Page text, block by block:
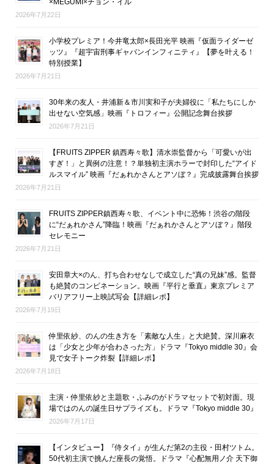
2026年7月22日
小学校プレミア！今井竜太郎×長田光平 映画『仮面ライダーゼ
ッツ』『超宇宙刑事ギャバンインフィニティ』【夢を叶える！
特別授業】
2026年7月21日
30年来の友人・井浦新＆市川実和子が夫婦役に「私たちにしか
出せない空気感」映画『トロフィー』公開記念舞台挨拶
2026年7月21日
【FRUITS ZIPPER 鎮西寿々歌】清水崇監督から「可愛いが出
すぎ！」と異例の注意！？単独初主演ホラーで封印した“アイド
ルスマイル” 映画『だぁれかさんとアソぼ？』完成披露舞台挨拶
2026年7月21日
FRUITS ZIPPER鎮西寿々歌、イベント中に恐怖！渋谷の階段
に“だぁれかさん”降臨！映画『だぁれかさんとアソぼ？』階段
セレモニー
2026年7月21日
安田章大×のん、打ち合わせなしで成立した“真の兄妹”感。監督
も絶賛のコンビネーション。映画『平行と垂直』東京プレミア
バリアフリー上映試写会【詳細レポ】
2026年7月19日
仲里依紗、のんの生き方を「素敵な人生」と大絶賛。深川麻衣
は「少女と少年が合わさった方」ドラマ『Tokyo middle 30』会
見で女子トーク炸裂【詳細レポ】
2026年7月18日
主演・仲里依紗と主題歌・ふみのがドラマセットで初対面。現
場ではのんの誕生日サプライズも。ドラマ『Tokyo middle 30』
2026年7月17日
【インタビュー】『侍タイ』が生んだ第2の主役・田村ツトム。
50代初主演で挑んだ座長の覚悟。ドラマ『心配無用ノ介 天下御